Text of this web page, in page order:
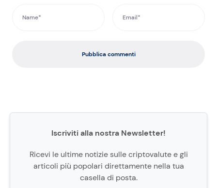
Pubblica commenti
Iscriviti alla nostra Newsletter!
Ricevi le ultime notizie sulle criptovalute e gli
articoli più popolari direttamente nella tua
casella di posta.